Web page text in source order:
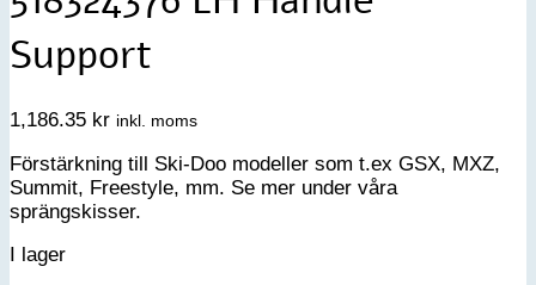
Support
1,186.35 kr inkl. moms
Förstärkning till Ski-Doo modeller som t.ex GSX, MXZ,
Summit, Freestyle, mm. Se mer under våra
sprängskisser.
I lager